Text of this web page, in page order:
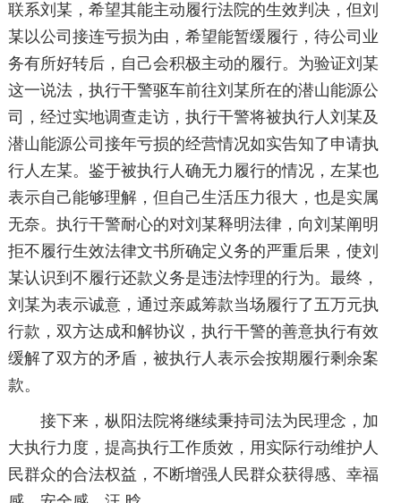
联系刘某，希望其能主动履行法院的生效判决，但刘
某以公司接连亏损为由，希望能暂缓履行，待公司业
务有所好转后，自己会积极主动的履行。为验证刘某
这一说法，执行干警驱车前往刘某所在的潜山能源公
司，经过实地调查走访，执行干警将被执行人刘某及
潜山能源公司接年亏损的经营情况如实告知了申请执
行人左某。鉴于被执行人确无力履行的情况，左某也
表示自己能够理解，但自己生活压力很大，也是实属
无奈。执行干警耐心的对刘某释明法律，向刘某阐明
拒不履行生效法律文书所确定义务的严重后果，使刘
某认识到不履行还款义务是违法悖理的行为。最终，
刘某为表示诚意，通过亲戚筹款当场履行了五万元执
行款，双方达成和解协议，执行干警的善意执行有效
缓解了双方的矛盾，被执行人表示会按期履行剩余案
款。
接下来，枞阳法院将继续秉持司法为民理念，加
大执行力度，提高执行工作质效，用实际行动维护人
民群众的合法权益，不断增强人民群众获得感、幸福